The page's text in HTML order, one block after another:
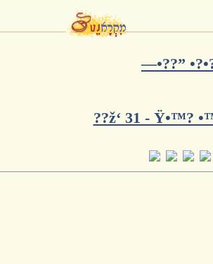
—•??”
??ž‘ 31 - Ÿ•™?